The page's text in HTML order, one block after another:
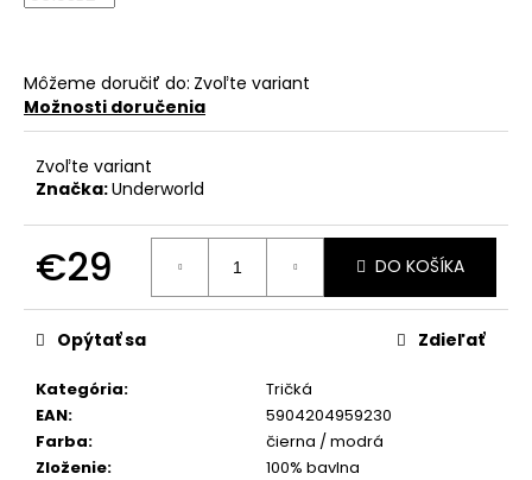
Môžeme doručiť do: Zvoľte variant
Možnosti doručenia
Zvoľte variant
Značka:Underworld
€29
cena:
DO KOŠÍKA
Kategória:
Tričká
EAN:
5904204959230
Farba:
čierna / modrá
Zloženie: 100% bavlna
Opýtať sa Zdieľať